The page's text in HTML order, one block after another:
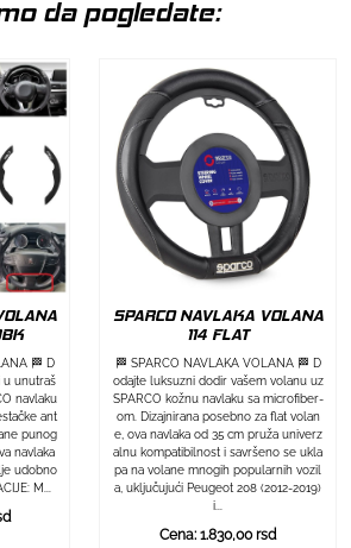
da pogledate:
🏁 D
u unutraš
navlaku
ant
punog
navlaka
udobno
M...
SPARCO NAVLAKA VOLANA
114 FLAT
🏁 SPARCO NAVLAKA VOLANA 🏁 D
odajte luksuzni dodir vašem volanu uz
SPARCO kožnu navlaku sa microfiber-
om. Dizajnirana posebno za flat volan
e, ova navlaka od 35 cm pruža univerz
alnu kompatibilnost i savršeno se ukla
pa na volane mnogih popularnih vozil
a, uključujući Peugeot 208 (2012-2019)
i...
Cena: 1.830,00 rsd